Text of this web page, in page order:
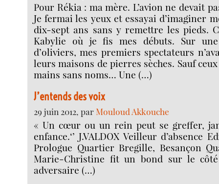
Pour Rékia : ma mère. L’avion ne devait
Je fermai les yeux et essayai d’imaginer
dix-sept ans sans y remettre les pieds.
Kabylie où je fis mes débuts. Sur
d’oliviers, mes premiers spectateurs
leurs maisons de pierres sèches. Sauf
mains sans noms… Une (…)
J’entends des voix
29 juin 2012, parMouloud Akkouche
« Un cœur ou un rein peut se greffer,
enfance.‘’ J.VALDOX Veilleur d’absence
Prologue Quartier Bregille, Besançon
Marie-Christine fit un bond sur le
adversaire (…)